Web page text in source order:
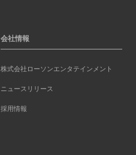
会社情報
株式会社ローソンエンタテインメント
ニュースリリース
採用情報